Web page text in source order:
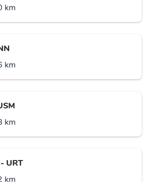
km
km
km
URT
km